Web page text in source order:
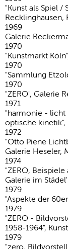
"Kunst als Spiel /
Recklinghausen,
1969
Galerie
1970
"Kunstmarkt
1970
"Sammlung
1970
"ZERO", Galerie
1971
"harmonie - licht
optische
1972
"Otto Piene
Galerie Heseler,
1974
"ZERO,
Galerie im
1979
"Aspekte der
1979
"ZERO -
1958-1964",
1979
"zero,